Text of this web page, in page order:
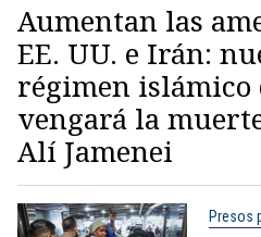
Aumentan las
EE. UU. e Irán:
régimen islámico
vengará la
Alí Jamenei
Presos